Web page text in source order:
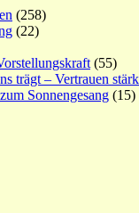
(258)
(22)
(55)
trägt – Vertrauen
Sonnengesang (15)